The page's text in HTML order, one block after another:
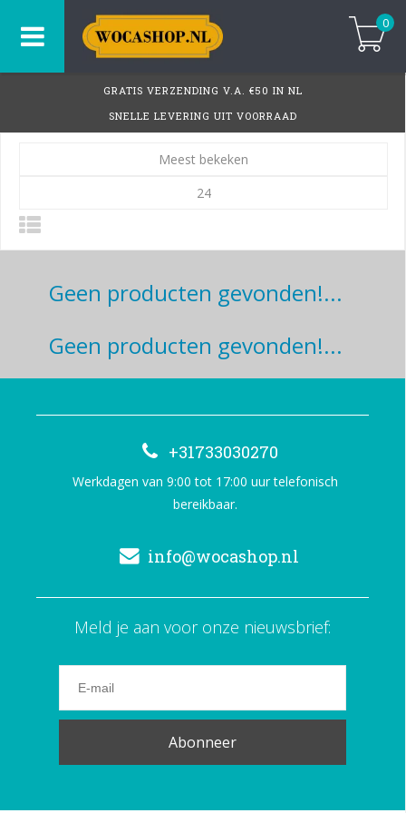
0
GRATIS VERZENDING V.A. €50 IN NL
SNELLE LEVERING UIT VOORRAAD
Meest bekeken
24
Geen producten gevonden!...
Geen producten gevonden!...
+31733030270
Werkdagen van 9:00 tot 17:00 uur telefonisch
bereikbaar.
info@wocashop.nl
Meld je aan voor onze nieuwsbrief:
Abonneer